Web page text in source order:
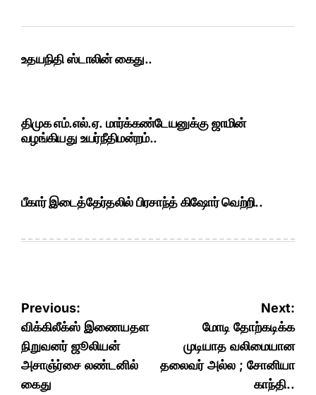
உதயநிதி ஸ்டாலின் கைது..
திமுக எம்.எல்.ஏ. மார்க்கண்டேயனுக்கு ஜாமின்
வழங்கியது உயர்நீதிமன்றம்..
பீகார் இடைத்தேர்தலில் பிரசாந்த் கிஷோர் வெற்றி..
Post
navigation
Previous:
விக்கிலீக்ஸ் இணையதள
நிறுவனர் ஜூலியன்
அசாஞ்ர்சை லண்டனில்
கைது
Next:
மோடி தோற்கடிக்க
முடியாத வலிமையான
தலைவர் அல்ல ; சோனியா
காந்தி..